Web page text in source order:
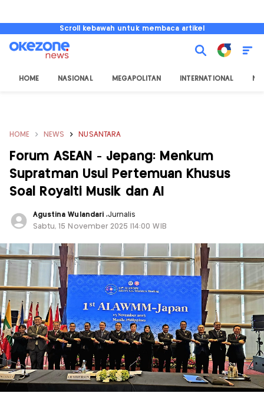
Scroll kebawah untuk membaca artikel
HOME NASIONAL MEGAPOLITAN INTERNATIONAL
HOME NEWS NUSANTARA
Forum ASEAN - Jepang: Menkum
Supratman Usul Pertemuan Khusus
Soal Royalti Musik dan AI
Agustina Wulandari ,Jurnalis
Sabtu, 15 November 2025 |14:00 WIB